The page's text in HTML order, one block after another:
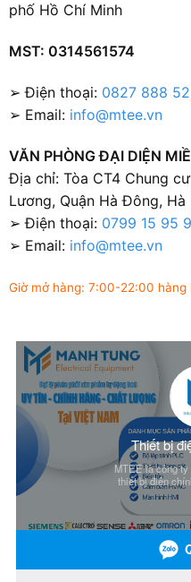
phố Hồ Chí Minh
MST: 0314561574
➢ Điện thoại: 0827 888
➢ Email: info@mtee.vn
VĂN PHÒNG ĐẠI DIỆN
Địa chỉ: Tòa CT4 Chung
Lương, Quận Hà Đông, Hà
➢ Điện thoại: 0799 15 95
➢ Email: info@mtee.vn
Giờ mở hàng: 7:00-22:00 hàng